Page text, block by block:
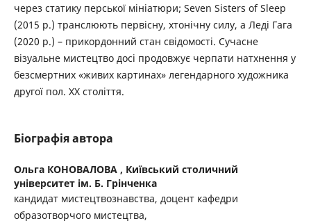
через статику перської мініатюри; Seven Sisters of Sleep
(2015 р.) транслюють первісну, хтонічну силу, а Леді Гага
(2020 р.) – прикордонний стан свідомості. Сучасне
візуальне мистецтво досі продовжує черпати натхнення у
безсмертних «живих картинах» легендарного художника
другої пол. ХХ століття.
Біографія автора
Ольга КОНОВАЛОВА , Київський столичний
університет ім. Б. Грінченка
кандидат мистецтвознавства, доцент кафедри
образотворчого мистецтва,